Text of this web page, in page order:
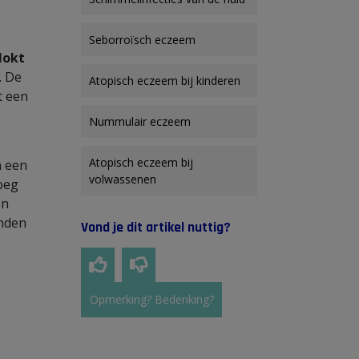
De
een
een
Seborroïsch eczeem
Atopisch eczeem bij kinderen
Nummulair eczeem
Atopisch eczeem bij
volwassenen
Vond je dit artikel nuttig?
Opmerking? Bedenking?